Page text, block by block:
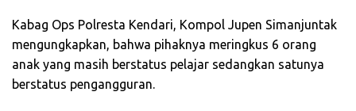
Kabag Ops Polresta Kendari, Kompol Jupen Simanjuntak
mengungkapkan, bahwa pihaknya meringkus 6 orang
anak yang masih berstatus pelajar sedangkan satunya
berstatus pengangguran.